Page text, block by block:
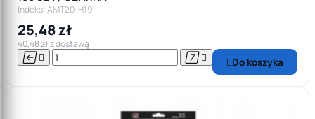
Indeks: AMT20-H19
25,48 zł
40,48 zł z dostawą
    Do koszyka